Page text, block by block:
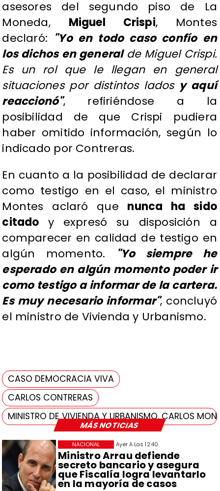
MÁS NOTICIAS
Ayer A Las 12:40
Ministro Arrau defiende
secreto bancario y asegura
que Fiscalía logra levantarlo
en la mayoría de casos
NACIONAL
asesores del segundo piso de La
Moneda, Miguel Crispi, Montes
declaró: "Yo en todo caso confío en
los dichos en generalde Miguel Crispi.
Es un rol que le llegan en general
situaciones por distintos lados y aquí
reaccionó", refiriéndose a la
posibilidad de que Crispi pudiera
haber omitido información, según lo
indicado por Contreras.
En cuanto a la posibilidad de declarar
como testigo en el caso, el ministro
Montes aclaró que nunca ha sido
citado y expresó su disposición a
comparecer en calidad de testigo en
algún momento.
"Yo siempre he
esperado en algún momento poder ir
como testigo a informar de la cartera.
Es muy necesario informar", concluyó
el ministro de Vivienda y Urbanismo.
CASO DEMOCRACIA VIVA
CARLOS CONTRERAS
MINISTRO DE VIVIENDA Y URBANISMO, CARLOS